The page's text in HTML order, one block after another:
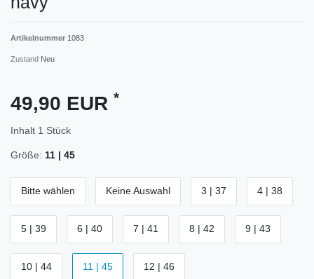
Artikelnummer 1083
Zustand Neu
49,90 EUR *
Inhalt 1 Stück
Größe: 11 | 45
Bitte wählen Keine Auswahl 3 | 37 4 | 38
5 | 39 6 | 40 7 | 41 8 | 42 9 | 43
10 | 44 11 | 45 12 | 46